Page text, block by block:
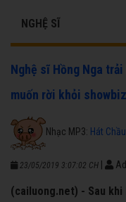
NGHỆ SĨ
Nghệ sĩ Hồng Nga
muốn rời khỏi showbiz
Nhạc MP3: Hát
23/05/2019 3:07:02 CH
(cailuong.net) - Sau khi